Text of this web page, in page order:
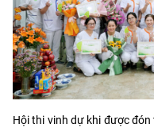
Hội thi vinh dự khi được